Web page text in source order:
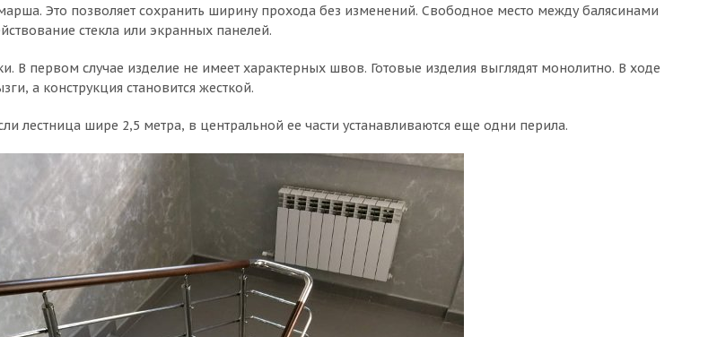
Это позволяет сохранить ширину прохода без изменений. Свободное место между балясинами
стекла или экранных панелей.
В первом случае изделие не имеет характерных швов. Готовые изделия выглядят монолитно. В ходе
а конструкция становится жесткой.
лестница шире 2,5 метра, в центральной ее части устанавливаются еще одни перила.